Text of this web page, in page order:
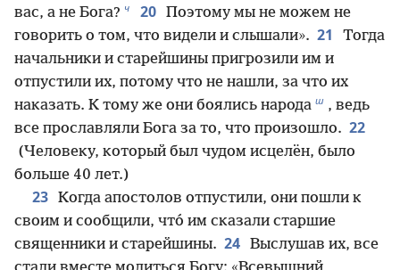
вас, а не Бога? ч 20 Поэтому мы не можем не
говорить о том, что видели и слышали». 21
Тогда
начальники и старейшины пригрозили им и
отпустили их, потому что не нашли, за что их
наказать. К тому же они боялись народа ш , ведь
все прославляли Бога за то, что произошло. 22
(Человеку, который был чудом исцелён, было
больше 40 лет.)
23 Когда апостолов отпустили, они пошли к
своим и сообщили, что́ им сказали старшие
священники и старейшины. 24 Выслушав их, все